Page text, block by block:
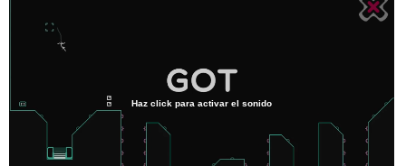
Haz click para activar el sonido